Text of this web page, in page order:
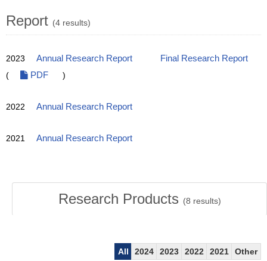
Report (4 results)
2023 Annual Research Report
Final Research Report
(
PDF )
2022 Annual Research Report
2021 Annual Research Report
Research Products (8 results)
All 2024 2023 2022 2021
Other